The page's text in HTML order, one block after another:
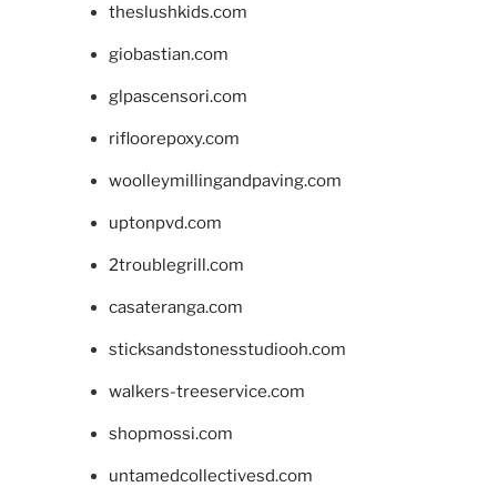
theslushkids.com
giobastian.com
glpascensori.com
rifloorepoxy.com
woolleymillingandpaving.com
uptonpvd.com
2troublegrill.com
casateranga.com
sticksandstonesstudiooh.com
walkers-treeservice.com
shopmossi.com
untamedcollectivesd.com